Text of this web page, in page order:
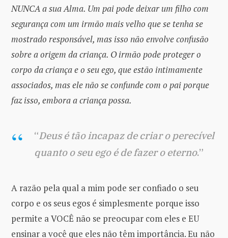
NUNCA a sua Alma. Um pai pode deixar um filho com
segurança com um irmão mais velho que se tenha se
mostrado responsável, mas isso não envolve confusão
sobre a origem da criança. O irmão pode proteger o
corpo da criança e o seu ego, que estão intimamente
associados, mas ele não se confunde com o pai porque
faz isso, embora a criança possa.
“Deus é tão incapaz de criar o perecível
quanto o seu ego é de fazer o eterno.”
A razão pela qual a mim pode ser confiado o seu
corpo e os seus egos é simplesmente porque isso
permite a VOCÊ não se preocupar com eles e EU
ensinar a você que eles não têm importância. Eu não